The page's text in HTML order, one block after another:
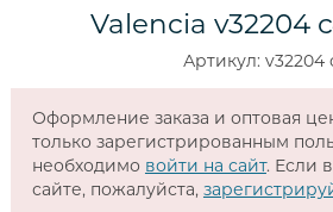
Valencia v32204
Артикул: v32204
Оформление заказа и оптовая
только зарегистрированным
необходимо войти на сайт. Если
сайте, пожалуйста,